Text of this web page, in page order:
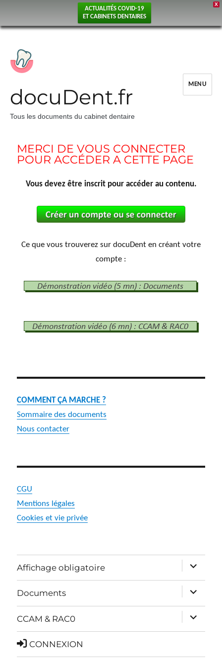
X
ACTUALITÉS COVID-19
ET CABINETS DENTAIRES
docuDent.fr
Tous les documents du cabinet dentaire
MENU
MERCI DE VOUS CONNECTER
POUR ACCÉDER A CETTE PAGE
Vous devez être inscrit pour accéder au contenu.
Ce que vous trouverez sur docuDent en créant votre
compte :
COMMENT ÇA MARCHE ?
Sommaire des documents
Nous contacter
CGU
Mentions légales
Cookies et vie privée
Affichage obligatoire
ouvrir
le
sous-
menu
Documents
ouvrir
le
sous-
CCAM & RAC0
ouvrir
le
CONNEXION